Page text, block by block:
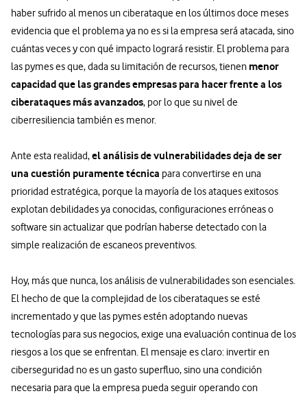
haber sufrido al menos un ciberataque en los últimos doce meses
evidencia que el problema ya no es si la empresa será atacada, sino
cuántas veces y con qué impacto logrará resistir. El problema para
las pymes es que, dada su limitación de recursos, tienen menor
capacidad que las grandes empresas para hacer frente a los
ciberataques más avanzados, por lo que su nivel de
ciberresiliencia también es menor.
Ante esta realidad,el análisis de vulnerabilidades deja de ser
una cuestión puramente técnica para convertirse en una
prioridad estratégica, porque la mayoría de los ataques exitosos
explotan debilidades ya conocidas, configuraciones erróneas o
software sin actualizar que podrían haberse detectado con la
simple realización de escaneos preventivos.
Hoy, más que nunca, los análisis de vulnerabilidades son esenciales.
El hecho de que la complejidad de los ciberataques se esté
incrementado y que las pymes estén adoptando nuevas
tecnologías para sus negocios, exige una evaluación continua de los
riesgos a los que se enfrentan. El mensaje es claro: invertir en
ciberseguridad no es un gasto superfluo, sino una condición
necesaria para que la empresa pueda seguir operando con